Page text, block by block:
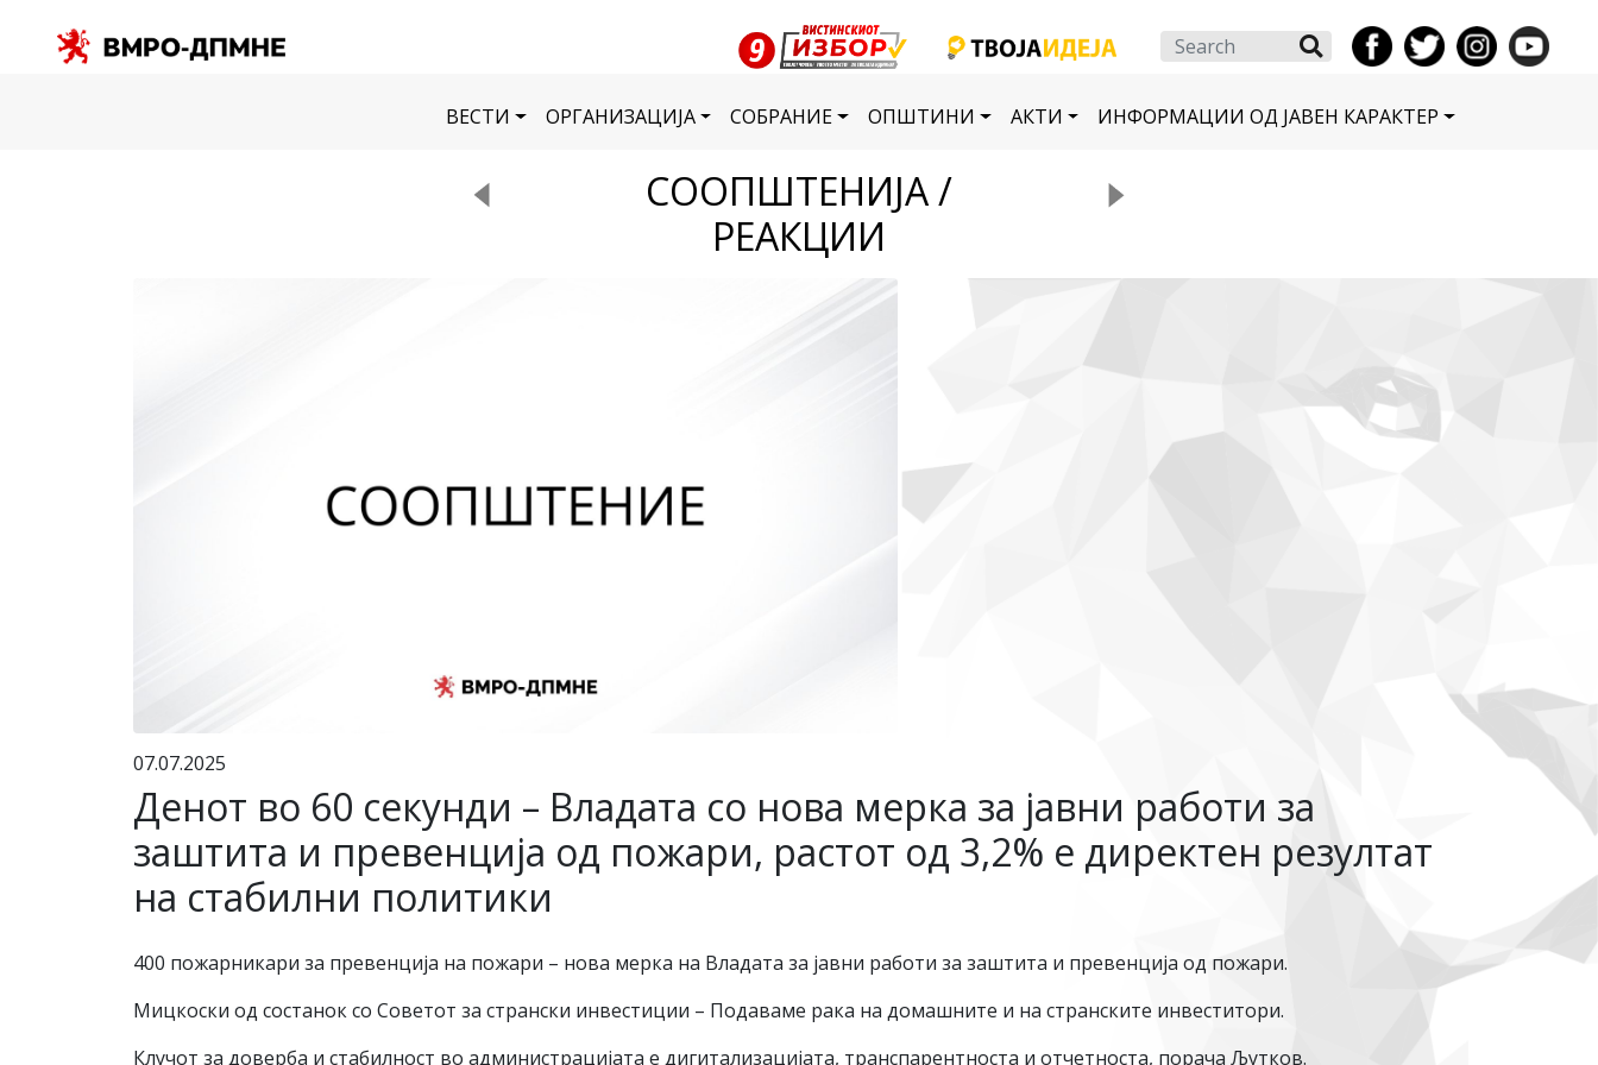
Search
ВЕСТИ ОРГАНИЗАЦИЈА СОБРАНИЕ ОПШТИНИ АКТИ ИНФОРМАЦИИ ОД ЈАВЕН КАРАКТЕР
СООПШТЕНИЈА /
РЕАКЦИИ
07.07.2025
Денот во 60 секунди – Владата со нова мерка за јавни работи за
заштита и превенција од пожари, растот од 3,2% е директен резултат
на стабилни политики
400 пожарникари за превенција на пожари – нова мерка на Владата за јавни работи за заштита и превенција од пожари.
Мицкоски од состанок со Советот за странски инвестиции – Подаваме рака на домашните и на странските инвеститори.
Клучот за доверба и стабилност во администрацијата е дигитализацијата, транспарентноста и отчетноста, порача Љутков.